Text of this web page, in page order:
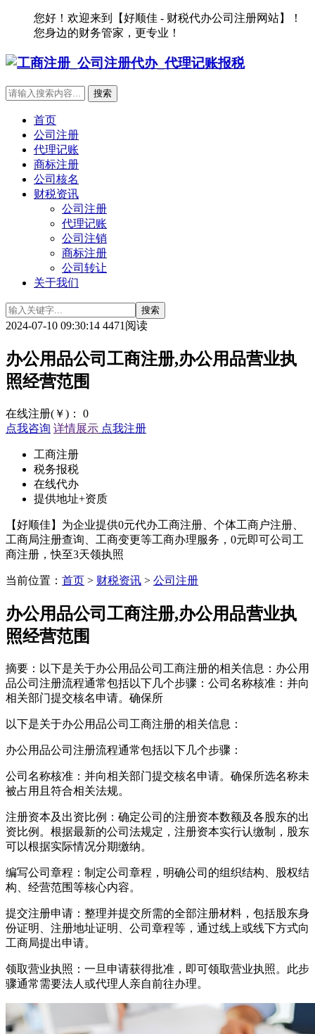
您好！欢迎来到【好顺佳 - 财税代办公司注册网站】！
您身边的财务管家，更专业！
首页
公司注册
代理记账
商标注册
公司核名
财税资讯
公司注册
代理记账
公司注销
商标注册
公司转让
关于我们
2024-07-10 09:30:14 4471阅读
办公用品公司工商注册,办公用品营业执
照经营范围
在线注册(￥)：
0
点我咨询 详情展示 点我注册
工商注册
税务报税
在线代办
提供地址+资质
【好顺佳】为企业提供0元代办工商注册、个体工商户注册、
工商局注册查询、工商变更等工商办理服务，0元即可公司工
商注册，快至3天领执照
当前位置： 首页 > 财税资讯 > 公司注册
办公用品公司工商注册,办公用品营业执
照经营范围
摘要：以下是关于办公用品公司工商注册的相关信息：办公用
品公司注册流程通常包括以下几个步骤：公司名称核准：并向
相关部门提交核名申请。确保所
以下是关于办公用品公司工商注册的相关信息：
办公用品公司注册流程通常包括以下几个步骤：
公司名称核准：并向相关部门提交核名申请。确保所选名称未
被占用且符合相关法规。
注册资本及出资比例：确定公司的注册资本数额及各股东的出
资比例。根据最新的公司法规定，注册资本实行认缴制，股东
可以根据实际情况分期缴纳。
编写公司章程：制定公司章程，明确公司的组织结构、股权结
构、经营范围等核心内容。
提交注册申请：整理并提交所需的全部注册材料，包括股东身
份证明、注册地址证明、公司章程等，通过线上或线下方式向
工商局提出申请。
领取营业执照：一旦申请获得批准，即可领取营业执照。此步
骤通常需要法人或代理人亲自前往办理。